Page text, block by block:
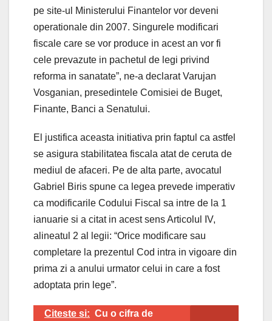
pe site-ul Ministerului Finantelor vor deveni
operationale din 2007. Singurele modificari
fiscale care se vor produce in acest an vor fi
cele prevazute in pachetul de legi privind
reforma in sanatate”, ne-a declarat Varujan
Vosganian, presedintele Comisiei de Buget,
Finante, Banci a Senatului.
El justifica aceasta initiativa prin faptul ca astfel
se asigura stabilitatea fiscala atat de ceruta de
mediul de afaceri. Pe de alta parte, avocatul
Gabriel Biris spune ca legea prevede imperativ
ca modificarile Codului Fiscal sa intre de la 1
ianuarie si a citat in acest sens Articolul IV,
alineatul 2 al legii: “Orice modificare sau
completare la prezentul Cod intra in vigoare din
prima zi a anului urmator celui in care a fost
adoptata prin lege”.
Citeste si: Cu o cifra de